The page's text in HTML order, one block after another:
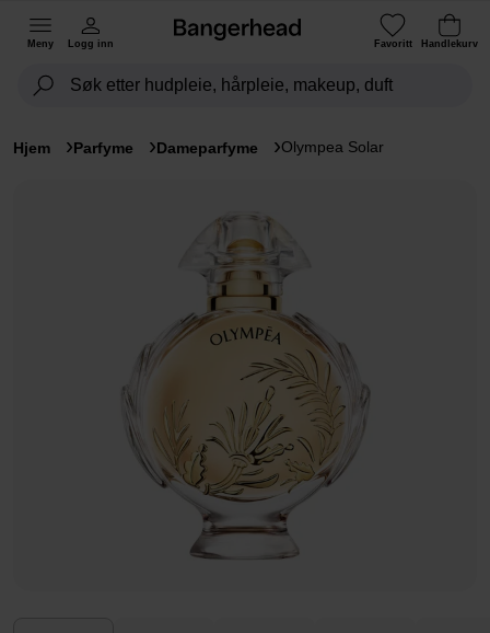
Meny Logg inn Favoritt Handlekurv
Hjem Parfyme Dameparfyme Olympea Solar